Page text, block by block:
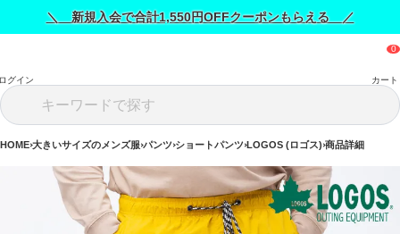
＼ 新規入会で合計1,550円OFFクーポンもらえる ／
グイン カート
HOME 大きいサイズのメンズ服 パンツ ショートパンツ LOGOS (ロゴス) 商品詳細